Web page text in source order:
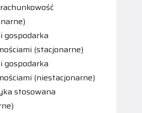
gospodarka
(stacjonarne)
gospodarka
(niestacjonarne)
stosowana